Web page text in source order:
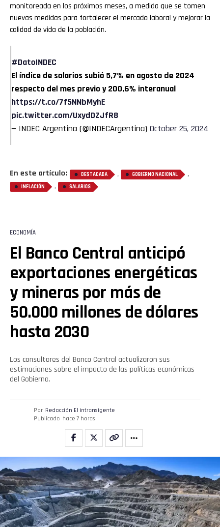
monitoreada en los próximos meses, a medida que se tomen
nuevas medidas para fortalecer el mercado laboral y mejorar la
calidad de vida de la población.
#DatoINDEC
El índice de salarios subió 5,7% en agosto de 2024
respecto del mes previo y 200,6% interanual
https://t.co/7f5NNbMyhE
pic.twitter.com/UxydDZJfR8
— INDEC Argentina (@INDECArgentina) October 25, 2024
En este artículo: DESTACADA , GOBIERNO NACIONAL ,
INFLACIÓN , SALARIOS
ECONOMÍA
El Banco Central anticipó
exportaciones energéticas
y mineras por más de
50.000 millones de dólares
hasta 2030
Los consultores del Banco Central actualizaron sus
estimaciones sobre el impacto de las políticas económicas
del Gobierno.
Por Redacción El intransigente
Publicado hace 7 horas